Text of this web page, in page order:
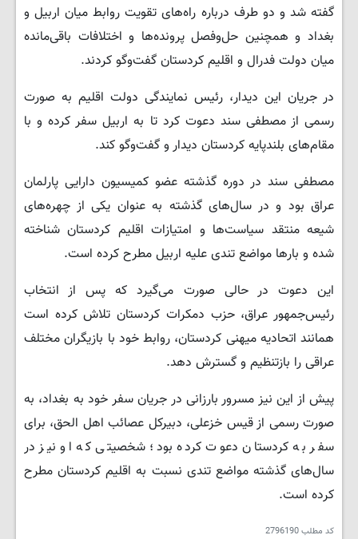
گفته شد و دو طرف درباره راه‌های تقویت روابط میان اربیل و
بغداد و همچنین حل‌وفصل پرونده‌ها و اختلافات باقی‌مانده
میان دولت فدرال و اقلیم کردستان گفت‌وگو کردند.
در جریان این دیدار، رئیس نمایندگی دولت اقلیم به صورت
رسمی از مصطفی سند دعوت کرد تا به اربیل سفر کرده و با
مقام‌های بلندپایه کردستان دیدار و گفت‌وگو کند.
مصطفی سند در دوره گذشته عضو کمیسیون دارایی پارلمان
عراق بود و در سال‌های گذشته به عنوان یکی از چهره‌های
شیعه منتقد سیاست‌ها و امتیازات اقلیم کردستان شناخته
شده و بارها مواضع تندی علیه اربیل مطرح کرده است.
این دعوت در حالی صورت می‌گیرد که پس از انتخاب
رئیس‌جمهور عراق، حزب دمکرات کردستان تلاش کرده است
همانند اتحادیه میهنی کردستان، روابط خود با بازیگران مختلف
عراقی را بازتنظیم و گسترش دهد.
پیش از این نیز مسرور بارزانی در جریان سفر خود به بغداد، به
صورت رسمی از قیس خزعلی، دبیرکل عصائب اهل الحق، برای
سفر به کردستان دعوت کرده بود؛ شخصیتی که او نیز در
سال‌های گذشته مواضع تندی نسبت به اقلیم کردستان مطرح
کرده است.
کد مطلب2796190